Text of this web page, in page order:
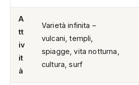
A
tt
iv
it
à
Varietà infinita –
vulcani, templi,
spiagge, vita notturna,
cultura, surf